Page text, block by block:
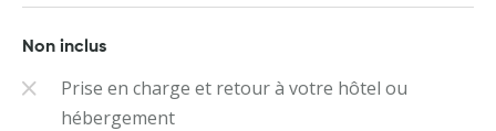
Non inclus
Prise en charge et retour à votre hôtel ou
hébergement